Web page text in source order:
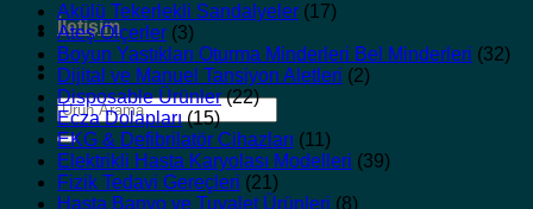
İletişim
Ara:
Akülü Tekerlekli Sandalyeler (17)
Ateş Ölçerler (3)
Boyun Yastıkları Oturma Minderleri Bel Minderleri (32)
Dijital ve Manuel Tansiyon Aletleri (2)
Disposable Ürünler (22)
Ecza Dolapları (15)
EKG & Defibrilatör Cihazları (11)
Elektrikli Hasta Karyolası Modelleri (39)
Fizik Tedavi Gereçleri (21)
Hasta Banyo ve Tuvalet Ürünleri (8)